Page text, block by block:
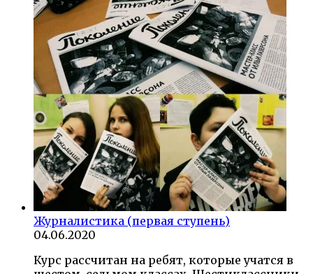
Журналистика (первая ступень)
04.06.2020
Курс рассчитан на ребят, которые учатся в